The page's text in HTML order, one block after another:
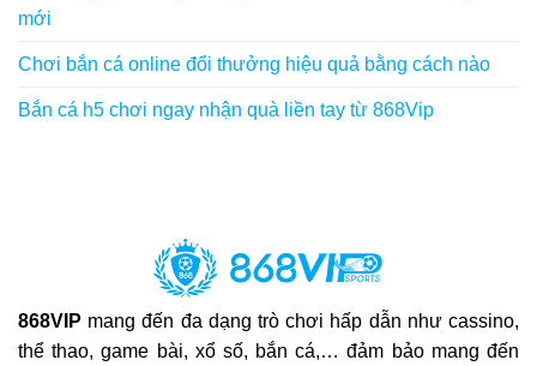
mới
Chơi bắn cá online đổi thưởng hiệu quả bằng cách nào
Bắn cá h5 chơi ngay nhận quà liền tay từ 868Vip
868VIP mang đến đa dạng trò chơi hấp dẫn như cassino,
thể thao, game bài, xổ số, bắn cá,… đảm bảo mang đến